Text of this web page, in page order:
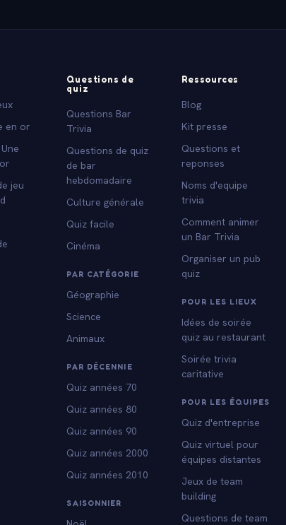
en or
jeu
Questions de
quiz
Questions Bar
Trivia
Questions de quiz
de bar
hebdomadaire
Culture générale
Quiz facile
Cinéma
PAR CATÉGORIE
Géographie
Science
Animaux
PAR DÉCENNIE
Quiz années 70
Quiz années 80
Quiz années 90
Quiz années 2000
Quiz années 2010
SAISONNIER
Ressources
Blog
Kit presse
Questions et
reponses
Noms d'equipe
trivia
Comment animer
un Bar Trivia
Organiser un pub
quiz
POUR LES LIEUX
Idées de soirée
quiz au restaurant
Soirée trivia
caritative
POUR LES ÉQUIPES
Quiz d'entreprise
Quiz virtuel pour
équipes distantes
Jeux de team
building
Questions de team